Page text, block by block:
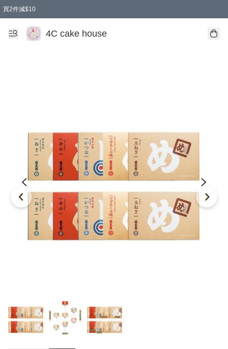
買2件減$10
任選兩件減$10
買兩盒減$10
買兩件減$10
買2件減$10
4C cake house